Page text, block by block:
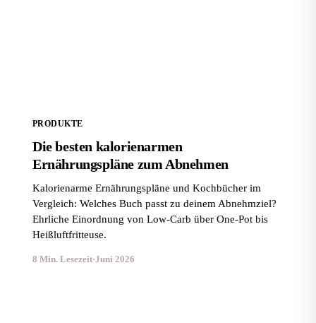
PRODUKTE
Die besten kalorienarmen
Ernährungspläne zum Abnehmen
Kalorienarme Ernährungspläne und Kochbücher im
Vergleich: Welches Buch passt zu deinem Abnehmziel?
Ehrliche Einordnung von Low-Carb über One-Pot bis
Heißluftfritteuse.
8 Min. Lesezeit·Juni 2026